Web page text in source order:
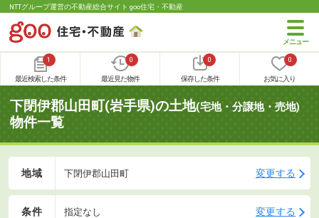
NTTグループ運営の不動産総合サイト goo住宅・不動産
1
最近検索した条件
0
最近見た物件
0
保存した条件
0
お気に入り
下閉伊郡山田町(岩手県)の土地(宅地・分譲地・売地)
物件一覧
地域 下閉伊郡山田町 変更する
条件 指定なし 変更する